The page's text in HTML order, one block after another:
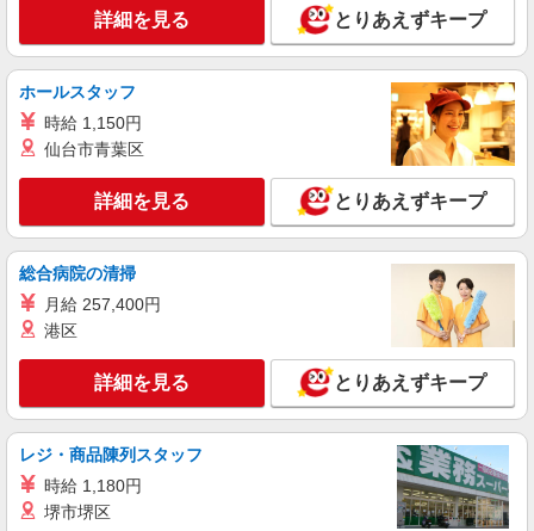
理・清掃・など）
時給1220円 ※22:00〜翌5:00：時給1525円 ※
高校生：時給1190円 ★早朝手当（5:00〜9:00）時
給＋50円 ★土日・祝手当：時給＋50円
三重県四日市市大矢知町1795-3
キープ 詳細を見る
パート
伝丸 1国四日市三ツ谷店
ラーメン店のホール・キッチン
動なし
キープ 詳細を見る
アルバイト パート
伝丸 1国四日市三ツ谷店
時給1,200円＋交通費支給 ◆22時〜翌5時は時
詳細を見る とりあえずキープ
ホールスタッフ
時給 1,150円
仙台市青葉区
詳細を見る とりあえずキープ
総合病院の清掃
月給 257,400円
港区
詳細を見る とりあえずキープ
レジ・商品陳列スタッフ
時給 1,180円
堺市堺区